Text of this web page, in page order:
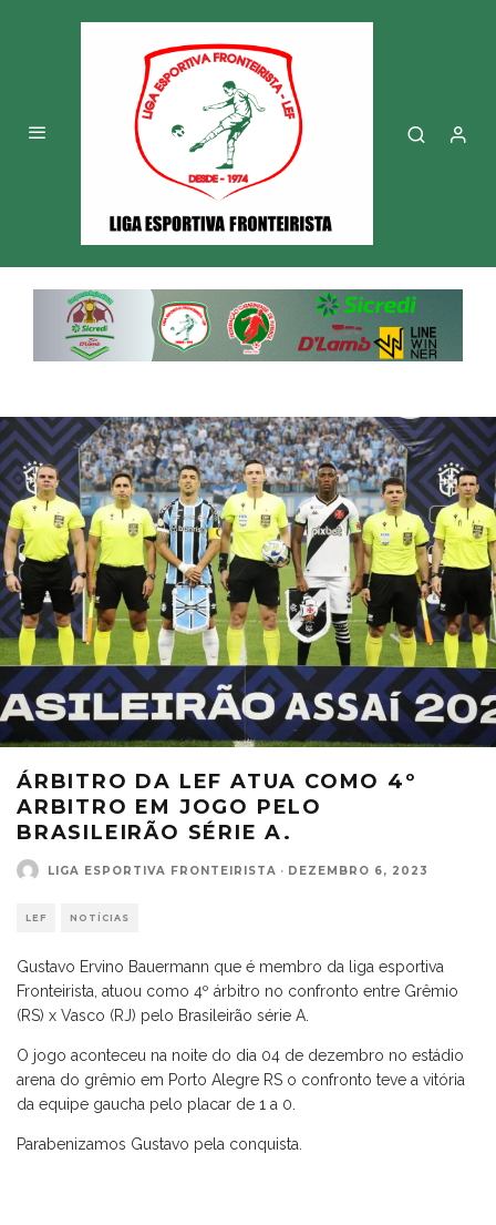
ÁRBITRO DA LEF ATUA COMO 4º
ARBITRO EM JOGO PELO
BRASILEIRÃO SÉRIE A.
LIGA ESPORTIVA FRONTEIRISTA · DEZEMBRO 6, 2023
LEF NOTÍCIAS
Gustavo Ervino Bauermann que é membro da liga esportiva
Fronteirista, atuou como 4º árbitro no confronto entre Grêmio
(RS) x Vasco (RJ) pelo Brasileirão série A.
O jogo aconteceu na noite do dia 04 de dezembro no estádio
arena do grêmio em Porto Alegre RS o confronto teve a vitória
da equipe gaucha pelo placar de 1 a 0.
Parabenizamos Gustavo pela conquista.